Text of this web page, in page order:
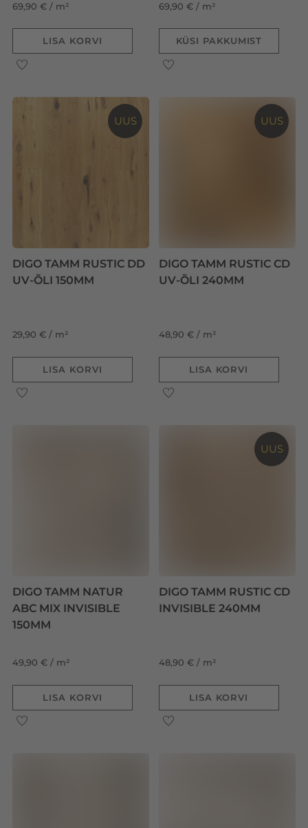
69,90 € / m²
LISA KORVI
69,90 € / m²
KÜSI PAKKUMIST
UUS
DIGO TAMM RUSTIC DD
UV-ÕLI 150MM
29,90 € / m²
LISA KORVI
UUS
DIGO TAMM RUSTIC CD
UV-ÕLI 240MM
48,90 € / m²
LISA KORVI
DIGO TAMM NATUR
ABC MIX INVISIBLE
150MM
49,90 € / m²
LISA KORVI
UUS
DIGO TAMM RUSTIC CD
INVISIBLE 240MM
48,90 € / m²
LISA KORVI